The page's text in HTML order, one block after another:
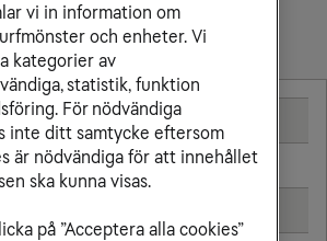
(till utländskt nummer)
25,00 kr/min
25,00 kr/min
vi in information om
och enheter. Vi
kategorier av
statistik, funktion
För nödvändiga
inte ditt samtycke eftersom
är nödvändiga för att innehållet
ska kunna visas.
på ”Acceptera alla cookies”